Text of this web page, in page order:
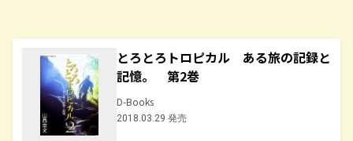
とろとろトロピカル ある旅の記録と
記憶。 第2巻
D-Books
2018.03.29 発売